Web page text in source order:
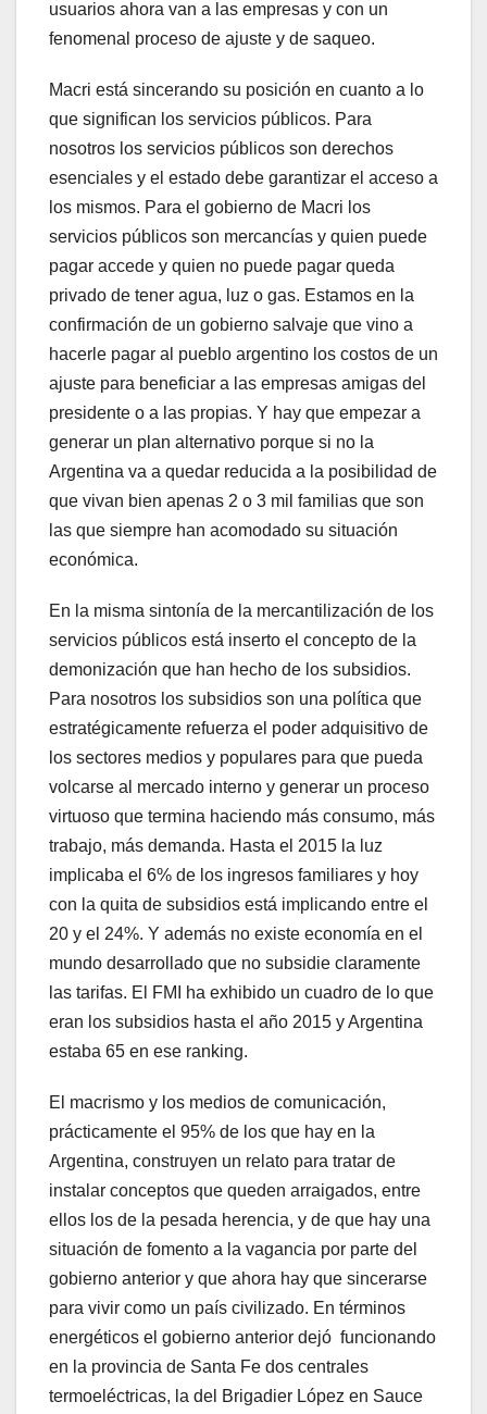
usuarios ahora van a las empresas y con un
fenomenal proceso de ajuste y de saqueo.
Macri está sincerando su posición en cuanto a lo
que significan los servicios públicos. Para
nosotros los servicios públicos son derechos
esenciales y el estado debe garantizar el acceso a
los mismos. Para el gobierno de Macri los
servicios públicos son mercancías y quien puede
pagar accede y quien no puede pagar queda
privado de tener agua, luz o gas. Estamos en la
confirmación de un gobierno salvaje que vino a
hacerle pagar al pueblo argentino los costos de un
ajuste para beneficiar a las empresas amigas del
presidente o a las propias. Y hay que empezar a
generar un plan alternativo porque si no la
Argentina va a quedar reducida a la posibilidad de
que vivan bien apenas 2 o 3 mil familias que son
las que siempre han acomodado su situación
económica.
En la misma sintonía de la mercantilización de los
servicios públicos está inserto el concepto de la
demonización que han hecho de los subsidios.
Para nosotros los subsidios son una política que
estratégicamente refuerza el poder adquisitivo de
los sectores medios y populares para que pueda
volcarse al mercado interno y generar un proceso
virtuoso que termina haciendo más consumo, más
trabajo, más demanda. Hasta el 2015 la luz
implicaba el 6% de los ingresos familiares y hoy
con la quita de subsidios está implicando entre el
20 y el 24%. Y además no existe economía en el
mundo desarrollado que no subsidie claramente
las tarifas. El FMI ha exhibido un cuadro de lo que
eran los subsidios hasta el año 2015 y Argentina
estaba 65 en ese ranking.
El macrismo y los medios de comunicación,
prácticamente el 95% de los que hay en la
Argentina, construyen un relato para tratar de
instalar conceptos que queden arraigados, entre
ellos los de la pesada herencia, y de que hay una
situación de fomento a la vagancia por parte del
gobierno anterior y que ahora hay que sincerarse
para vivir como un país civilizado. En términos
energéticos el gobierno anterior dejó funcionando
en la provincia de Santa Fe dos centrales
termoeléctricas, la del Brigadier López en Sauce